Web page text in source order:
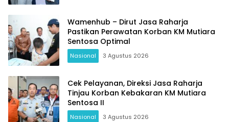
Wamenhub – Dirut Jasa Raharja
Pastikan Perawatan Korban KM Mutiara
Sentosa Optimal
Nasional 3 Agustus 2026
Cek Pelayanan, Direksi Jasa Raharja
Tinjau Korban Kebakaran KM Mutiara
Sentosa II
Nasional 3 Agustus 2026